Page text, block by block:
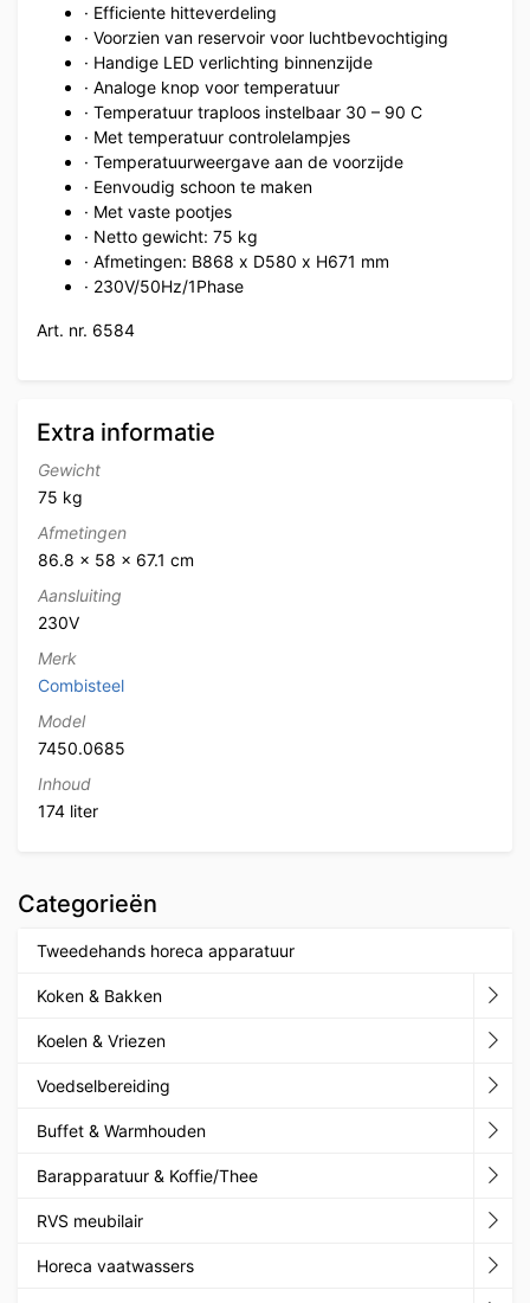
· Efficiente hitteverdeling
· Voorzien van reservoir voor luchtbevochtiging
· Handige LED verlichting binnenzijde
· Analoge knop voor temperatuur
· Temperatuur traploos instelbaar 30 – 90 C
· Met temperatuur controlelampjes
· Temperatuurweergave aan de voorzijde
· Eenvoudig schoon te maken
· Met vaste pootjes
· Netto gewicht: 75 kg
· Afmetingen: B868 x D580 x H671 mm
· 230V/50Hz/1Phase
Art. nr. 6584
Extra informatie
Gewicht
75 kg
Afmetingen
86.8 × 58 × 67.1 cm
Aansluiting
230V
Merk
Combisteel
Model
7450.0685
Inhoud
174 liter
Categorieën
Tweedehands horeca apparatuur
Koken & Bakken
Koelen & Vriezen
Voedselbereiding
Buffet & Warmhouden
Barapparatuur & Koffie/Thee
RVS meubilair
Horeca vaatwassers